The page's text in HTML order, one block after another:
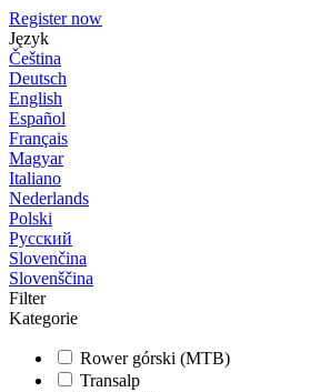
Register now
Język
Čeština
Deutsch
English
Español
Français
Magyar
Italiano
Nederlands
Polski
Русский
Slovenčina
Slovenščina
Filter
Kategorie
Rower górski (MTB)
Transalp